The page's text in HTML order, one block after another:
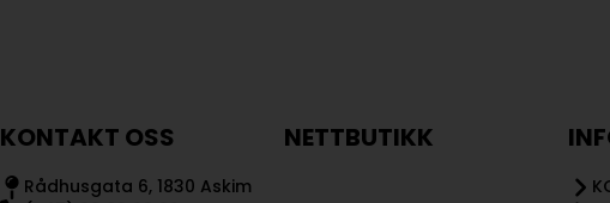
KONTAKT OSS
Rådhusgata 6, 1830 Askim
NETTBUTIKK